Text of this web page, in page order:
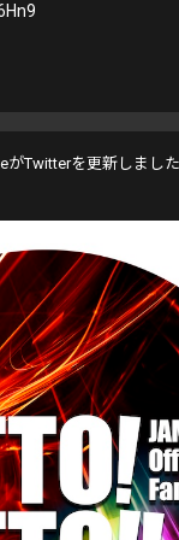
がTwitterを更新しました